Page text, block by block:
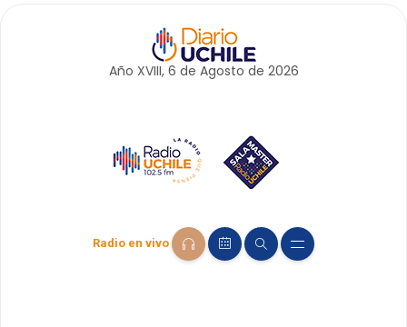
Año XVIII, 6 de Agosto de 2026
Radio en vivo